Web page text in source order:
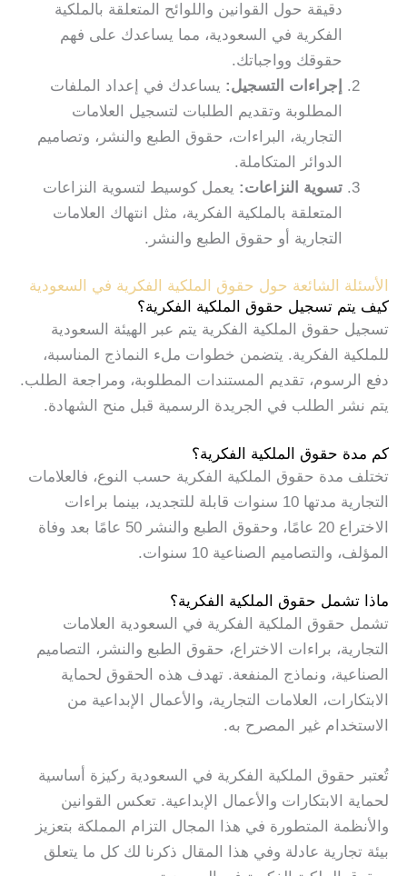
دقيقة حول القوانين واللوائح المتعلقة بالملكية
الفكرية في السعودية، مما يساعدك على فهم
حقوقك وواجباتك.
إجراءات التسجيل: يساعدك في إعداد الملفات
المطلوبة وتقديم الطلبات لتسجيل العلامات
التجارية، البراءات، حقوق الطبع والنشر، وتصاميم
الدوائر المتكاملة.
تسوية النزاعات: يعمل كوسيط لتسوية النزاعات
المتعلقة بالملكية الفكرية، مثل انتهاك العلامات
التجارية أو حقوق الطبع والنشر.
الأسئلة الشائعة حول حقوق الملكية الفكرية في السعودية
كيف يتم تسجيل حقوق الملكية الفكرية؟
تسجيل حقوق الملكية الفكرية يتم عبر الهيئة السعودية
للملكية الفكرية. يتضمن خطوات ملء النماذج المناسبة،
دفع الرسوم، تقديم المستندات المطلوبة، ومراجعة الطلب.
يتم نشر الطلب في الجريدة الرسمية قبل منح الشهادة.
كم مدة حقوق الملكية الفكرية؟
تختلف مدة حقوق الملكية الفكرية حسب النوع، فالعلامات
التجارية مدتها 10 سنوات قابلة للتجديد، بينما براءات
الاختراع 20 عامًا، وحقوق الطبع والنشر 50 عامًا بعد وفاة
المؤلف، والتصاميم الصناعية 10 سنوات.
ماذا تشمل حقوق الملكية الفكرية؟
تشمل حقوق الملكية الفكرية في السعودية العلامات
التجارية، براءات الاختراع، حقوق الطبع والنشر، التصاميم
الصناعية، ونماذج المنفعة. تهدف هذه الحقوق لحماية
الابتكارات، العلامات التجارية، والأعمال الإبداعية من
الاستخدام غير المصرح به.
تُعتبر حقوق الملكية الفكرية في السعودية ركيزة أساسية
لحماية الابتكارات والأعمال الإبداعية. تعكس القوانين
والأنظمة المتطورة في هذا المجال التزام المملكة بتعزيز
بيئة تجارية عادلة وفي هذا المقال ذكرنا لك كل ما يتعلق